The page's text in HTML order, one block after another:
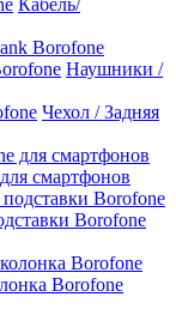
Borofone
Наушники /
Чехол / Задняя
смартфонов
Borofone
Borofone